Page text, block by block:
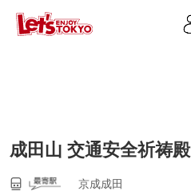
成田山 交通安全祈祷殿
京成成田